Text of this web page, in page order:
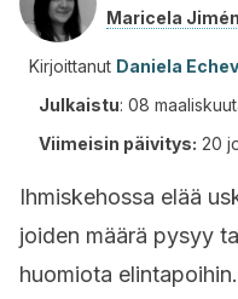
Maricela
Kirjoittanut Daniela
Julkaistu: 08
Viimeisin päivitys: 20
Ihmiskehossa elää
joiden määrä pysyy
huomiota elintapoihin.